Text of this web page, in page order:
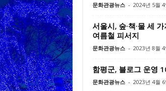
문화관광뉴스 - 2024년 5월 4
서울시, 숲·책·물 세
여름철 피서지
문화관광뉴스 - 2023년 8월 4
함평군, 블로그 운영
문화관광뉴스 - 2023년 4월 6